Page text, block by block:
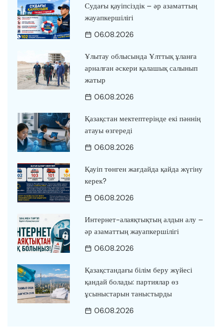
Судағы қауіпсіздік – әр азаматтың
жауапкершілігі
06.08.2026
Ұлытау облысында Ұлттық ұланға
арналған әскери қалашық салынып
жатыр
06.08.2026
Қазақстан мектептерінде екі пәннің
атауы өзгереді
06.08.2026
Қауіп төнген жағдайда қайда жүгіну
керек?
06.08.2026
Интернет-алаяқтықтың алдын алу –
әр азаматтың жауапкершілігі
06.08.2026
Қазақстандағы білім беру жүйесі
қандай болады: партиялар өз
ұсыныстарын таныстырды
06.08.2026